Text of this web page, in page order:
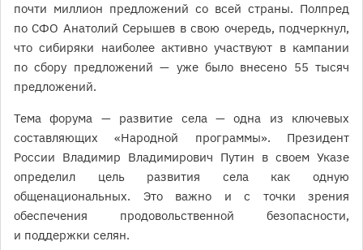
почти миллион предложений со всей страны. Полпред
по СФО Анатолий Серышев в свою очередь, подчеркнул,
что сибиряки наиболее активно участвуют в кампании
по сбору предложений — уже было внесено 55 тысяч
предложений.
Тема форума — развитие села — одна из ключевых
составляющих «Народной программы». Президент
России Владимир Владимирович Путин в своем Указе
определил цель развития села как одную
общенациональных. Это важно и с точки зрения
обеспечения продовольственной безопасности,
и поддержки селян.